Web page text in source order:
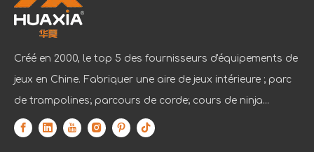
Créé en 2000, le top 5 des fournisseurs d'équipements de
jeux en Chine. Fabriquer une aire de jeux intérieure ; parc
de trampolines; parcours de corde; cours de ninja...